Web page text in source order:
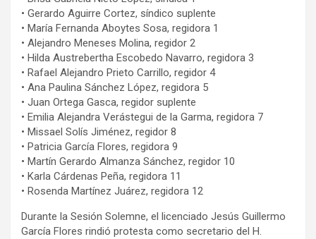
• Gerardo Aguirre Cortez, síndico suplente
• María Fernanda Aboytes Sosa, regidora 1
• Alejandro Meneses Molina, regidor 2
• Hilda Austrebertha Escobedo Navarro, regidora 3
• Rafael Alejandro Prieto Carrillo, regidor 4
• Ana Paulina Sánchez López, regidora 5
• Juan Ortega Gasca, regidor suplente
• Emilia Alejandra Verástegui de la Garma, regidora 7
• Missael Solís Jiménez, regidor 8
• Patricia García Flores, regidora 9
• Martín Gerardo Almanza Sánchez, regidor 10
• Karla Cárdenas Peña, regidora 11
• Rosenda Martínez Juárez, regidora 12
Durante la Sesión Solemne, el licenciado Jesús Guillermo
García Flores rindió protesta como secretario del H.